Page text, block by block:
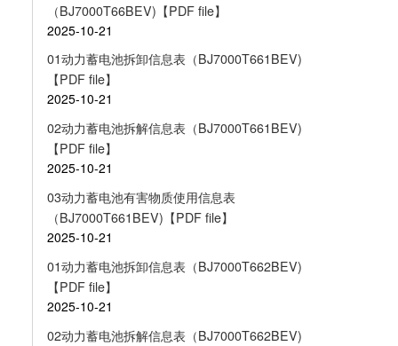
（BJ7000T66BEV)【PDF file】
2025-10-21
01动力蓄电池拆卸信息表（BJ7000T661BEV)
【PDF file】
2025-10-21
02动力蓄电池拆解信息表（BJ7000T661BEV)
【PDF file】
2025-10-21
03动力蓄电池有害物质使用信息表
（BJ7000T661BEV)【PDF file】
2025-10-21
01动力蓄电池拆卸信息表（BJ7000T662BEV)
【PDF file】
2025-10-21
02动力蓄电池拆解信息表（BJ7000T662BEV)